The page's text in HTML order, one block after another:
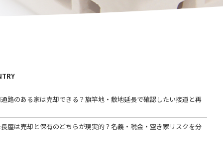
通路のある家は売却できる？旗竿地・敷地延長で確認したい接道と再
屋は売却と保有のどちらが現実的？名義・税金・空き家リスクを分